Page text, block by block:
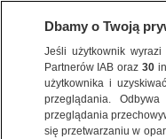
CIEKAWOSTKI
Dbamy o Twoją
Jeśli użytkownik
Partnerów IAB oraz30
użytkownika i
przeglądania.
przeglądania
się przetwarzaniu w